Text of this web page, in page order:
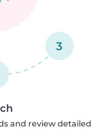
3
and review detailed